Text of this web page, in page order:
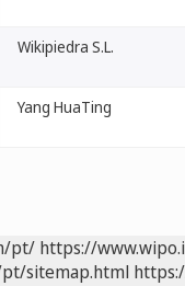
Wikipiedra S.L.
Yang HuaTing
pt/ https://
sitemap.html